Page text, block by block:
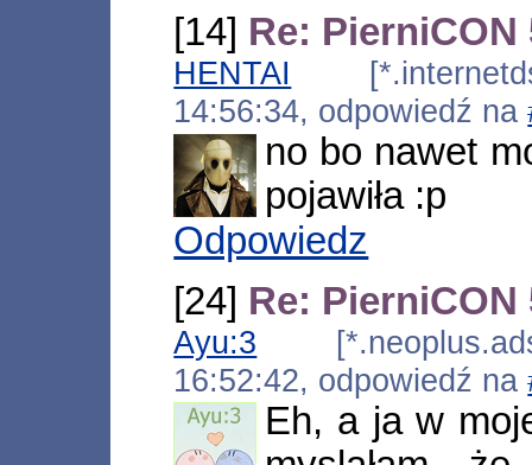
[14] Re: PierniCON
HENTAI
14:56:34, odpowiedź na
no bo nawet
pojawiła :p
Odpowiedz
[24] Re: PierniCON
Ayu:3
16:52:42, odpowiedź na
Eh, a ja w